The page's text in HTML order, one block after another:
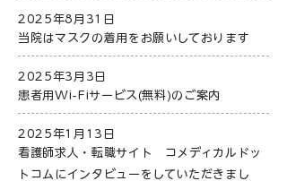
2025年8月31日
当院はマスクの着用をお願いしております
2025年3月3日
患者用Wi-Fiサービス(無料)のご案内
2025年1月13日
看護師求人・転職サイト コメディカルドッ
トコムにインタビューをしていただきまし